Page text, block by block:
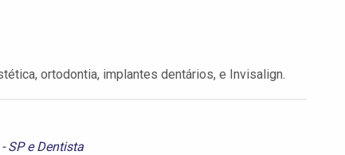
ortodontia, implantes dentários, e Invisalign.
SPeDentista